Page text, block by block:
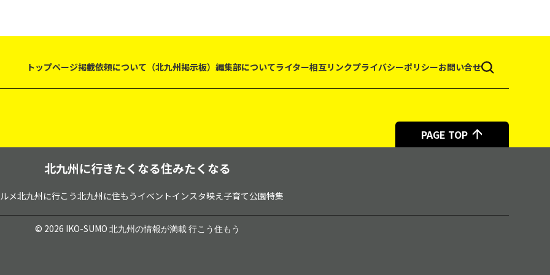
トップページ掲載依頼について（北九州掲示板）編集部についてライター相互リンクプライバシーポリシーお問い合せ
PAGE TOP
北九州に行きたくなる住みたくなる
メ北九州に行こう北九州に住もう イベントインスタ映え 子育て公園特集
© 2026 IKO-SUMO 北九州の情報が満載 行こう住もう